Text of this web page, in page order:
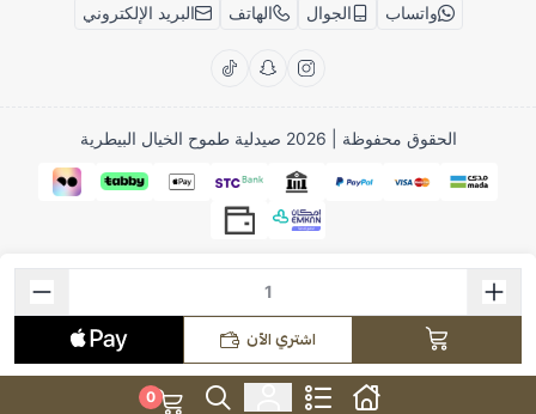
اشتري الآن
واتساب الجوال الهاتف البريد الإلكتروني
الحقوق محفوظة | 2026 صيدلية طموح الخيال البيطرية
0